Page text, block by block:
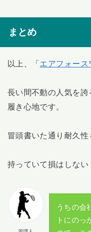
まとめ
以上、「 エアフォース
長い間不動の人気を
履き心地です。
冒頭書いた通り耐久性
持っていて損はしない
うちの会
トにのっ